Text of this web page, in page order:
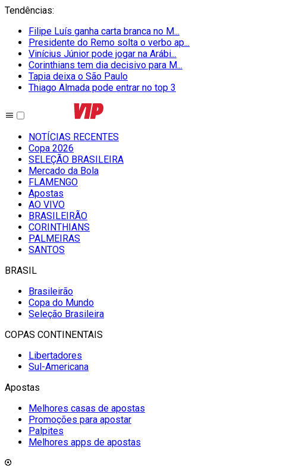
Tendências:
Filipe Luís ganha carta branca no M...
Presidente do Remo solta o verbo ap...
Vinícius Júnior pode jogar na Arábi...
Corinthians tem dia decisivo para M...
Tapia deixa o São Paulo
Thiago Almada pode entrar no top 3
NOTÍCIAS RECENTES
Copa 2026
SELEÇÃO BRASILEIRA
Mercado da Bola
FLAMENGO
Apostas
AO VIVO
BRASILEIRÃO
CORINTHIANS
PALMEIRAS
SANTOS
BRASIL
Brasileirão
Copa do Mundo
Seleção Brasileira
COPAS CONTINENTAIS
Libertadores
Sul-Americana
Apostas
Melhores casas de apostas
Promoções para apostar
Palpites
Melhores apps de apostas